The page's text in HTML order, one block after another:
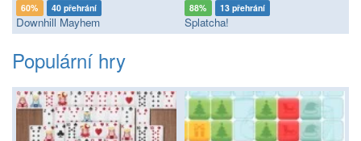
60% 40 přehrání
Downhill Mayhem
88% 13 přehrání
Splatcha!
Populární hry